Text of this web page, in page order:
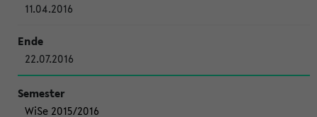
11.04.2016
22.07.2016
WiSe 2015/2016